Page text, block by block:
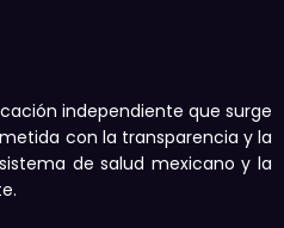
independiente que surge
con la transparencia y la
de salud mexicano y la